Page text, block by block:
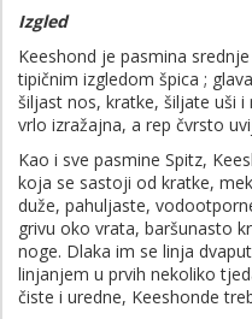
Izgled
Keeshond je pasmina
tipičnim izgledom špica ;
šiljast nos, kratke, šiljate uši
vrlo izražajna, a rep čvrsto
Kao i sve pasmine Spitz,
koja se sastoji od kratke,
duže, pahuljaste,
grivu oko vrata, baršunasto
noge. Dlaka im se linja
linjanjem u prvih nekoliko
čiste i uredne, Keeshonde